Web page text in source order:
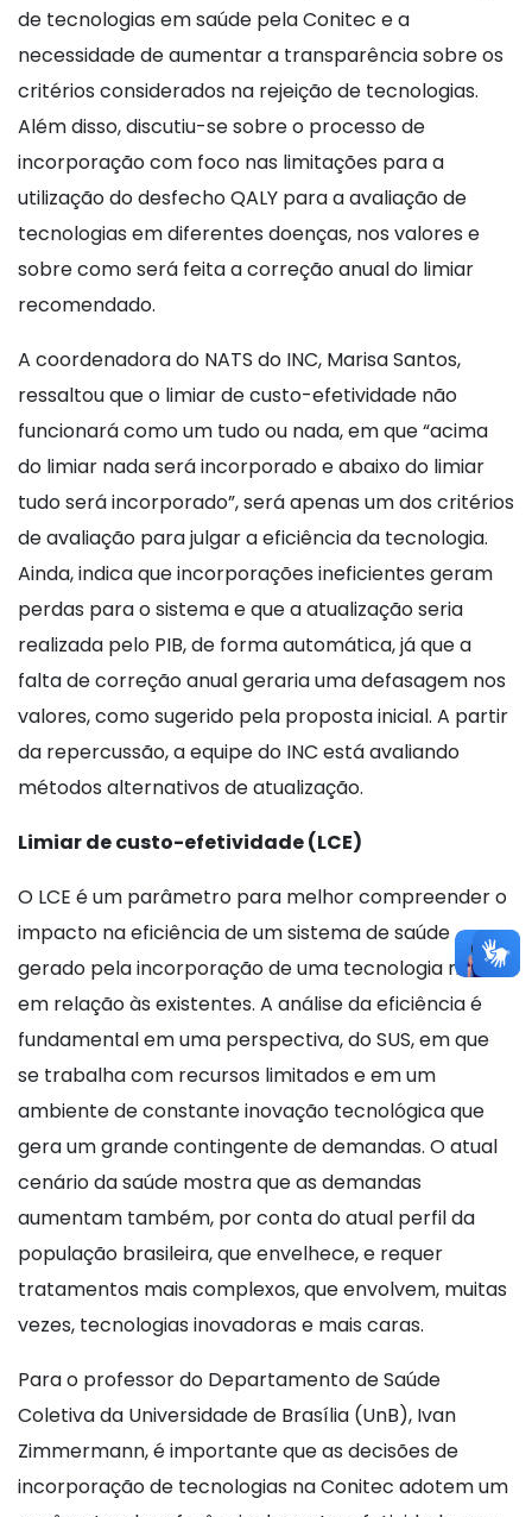
de tecnologias em saúde pela Conitec e a
necessidade de aumentar a transparência sobre os
critérios considerados na rejeição de tecnologias.
Além disso, discutiu-se sobre o processo de
incorporação com foco nas limitações para a
utilização do desfecho QALY para a avaliação de
tecnologias em diferentes doenças, nos valores e
sobre como será feita a correção anual do limiar
recomendado.
A coordenadora do NATS do INC, Marisa Santos,
ressaltou que o limiar de custo-efetividade não
funcionará como um tudo ou nada, em que “acima
do limiar nada será incorporado e abaixo do limiar
tudo será incorporado”, será apenas um dos critérios
de avaliação para julgar a eficiência da tecnologia.
Ainda, indica que incorporações ineficientes geram
perdas para o sistema e que a atualização seria
realizada pelo PIB, de forma automática, já que a
falta de correção anual geraria uma defasagem nos
valores, como sugerido pela proposta inicial. A partir
da repercussão, a equipe do INC está avaliando
métodos alternativos de atualização.
Limiar de custo-efetividade (LCE)
O LCE é um parâmetro para melhor compreender o
impacto na eficiência de um sistema de saúde
gerado pela incorporação de uma tecnologia nova
em relação às existentes. A análise da eficiência é
fundamental em uma perspectiva, do SUS, em que
se trabalha com recursos limitados e em um
ambiente de constante inovação tecnológica que
gera um grande contingente de demandas. O atual
cenário da saúde mostra que as demandas
aumentam também, por conta do atual perfil da
população brasileira, que envelhece, e requer
tratamentos mais complexos, que envolvem, muitas
vezes, tecnologias inovadoras e mais caras.
Para o professor do Departamento de Saúde
Coletiva da Universidade de Brasília (UnB), Ivan
Zimmermann, é importante que as decisões de
incorporação de tecnologias na Conitec adotem um